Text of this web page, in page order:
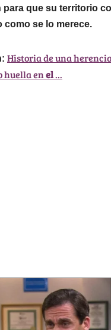
para que su territorio
como se lo merece.
Historia de una
huella enel...